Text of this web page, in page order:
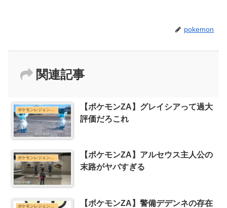
pokemon
関連記事
ポケモンレジェンズZ-Aまとめ
【ポケモンZA】グレイシアって過大
評価だろこれ
ポケモンレジェンズZ-Aまとめ
【ポケモンZA】アルセウス主人公の
末路がヤバすぎる
【ポケモンZA】警備デデンネの存在